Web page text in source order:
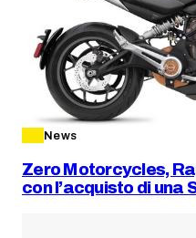
News
Zero Motorcycles,
con l’acquisto di una